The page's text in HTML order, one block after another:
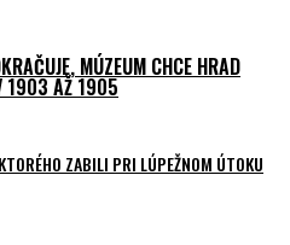
MÚZEUM CHCE HRAD
1903 AŽ 1905
ZABILI PRI LÚPEŽNOM ÚTOKU